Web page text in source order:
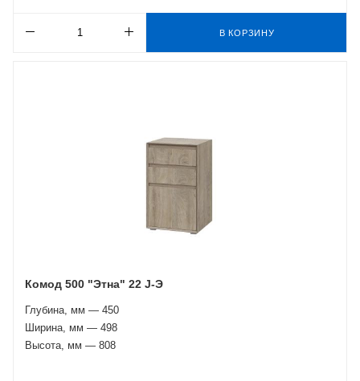
В КОРЗИНУ
Комод 500 "Этна" 22 J-Э
Глубина, мм — 450
Ширина, мм — 498
Высота, мм — 808